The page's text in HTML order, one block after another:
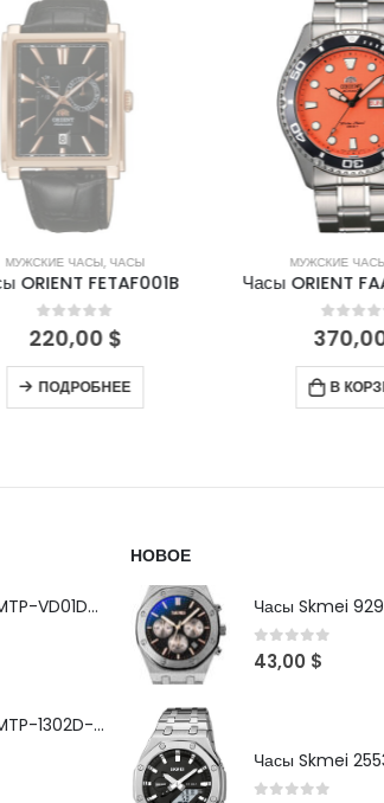
МУЖСКИЕ ЧАСЫ
Часы ORIENT FAA02006M9
0 out of 5
370,00
В КОРЗИНУ
НЕТ
Часы
0
Часы Casio MTP-VD01D-2B
Часы Casio MTP-1302D-1A1VDF
НОВОЕ
Часы Skmei
0 out of 5
43,00 $
Часы Skmei